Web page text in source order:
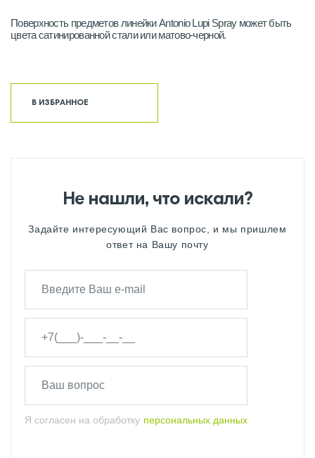
Поверхность предметов линейки Antonio Lupi Spray может быть
цвета сатинированной стали или матово-черной.
В ИЗБРАННОЕ
Не нашли, что искали?
Задайте интересующий Вас вопрос, и мы пришлем
ответ на Вашу почту
Я согласен на обработку персональных данных